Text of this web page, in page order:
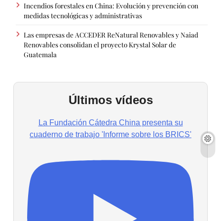
Incendios forestales en China: Evolución y prevención con
medidas tecnológicas y administrativas
Las empresas de ACCEDER ReNatural Renovables y Naiad
Renovables consolidan el proyecto Krystal Solar de
Guatemala
Últimos vídeos
La Fundación Cátedra China presenta su
cuaderno de trabajo 'Informe sobre los BRICS'